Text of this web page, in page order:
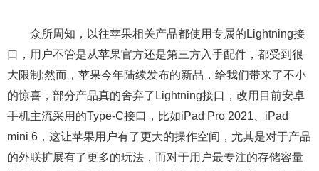
众所周知，以往苹果相关产品都使用专属的Lightning接
口，用户不管是从苹果官方还是第三方入手配件，都受到很
大限制;然而，苹果今年陆续发布的新品，给我们带来了不小
的惊喜，部分产品真的舍弃了Lightning接口，改用目前安卓
手机主流采用的Type-C接口，比如iPad Pro 2021、iPad
mini 6，这让苹果用户有了更大的操作空间，尤其是对于产品
的外联扩展有了更多的玩法，而对于用户最专注的存储容量